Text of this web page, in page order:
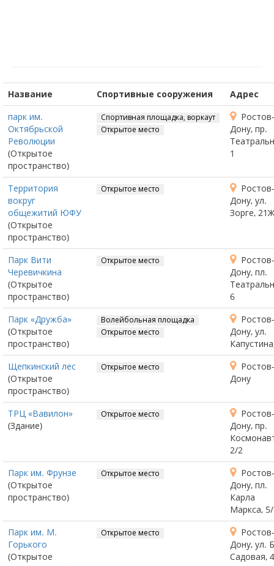
Название Спортивные сооружения
Адрес
парк им.
Октябрьской
Революции
(Открытое
пространство)
Спортивная площадка, воркаут
Открытое место
Дону, пр.
1
Территория
вокруг
общежитий ЮФУ
(Открытое
пространство)
Открытое место
Дону, ул.
Зорге, 21Ж
Парк Вити
Черевичкина
(Открытое
пространство)
Открытое место
Дону, пл.
6
Парк «Дружба»
(Открытое
пространство)
Волейбольная площадка
Открытое место
Дону, ул.
Щепкинский лес
(Открытое
пространство)
Открытое место
Дону
ТРЦ «Вавилон»
(Здание)
Открытое место
Дону, пр.
2/2
Парк им. Фрунзе
(Открытое
пространство)
Открытое место
Дону, пл.
Карла
Маркса,
Парк им. М.
Горького
(Открытое
Открытое место
Дону, ул.
Садовая,